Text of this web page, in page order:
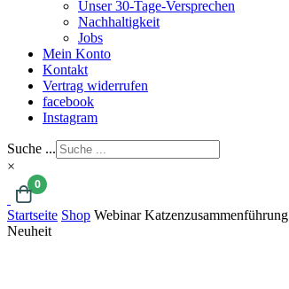
Unser 30-Tage-Versprechen
Nachhaltigkeit
Jobs
Mein Konto
Kontakt
Vertrag widerrufen
facebook
Instagram
Suche ...
×
0
Startseite Shop Webinar Katzenzusammenführung
Neuheit